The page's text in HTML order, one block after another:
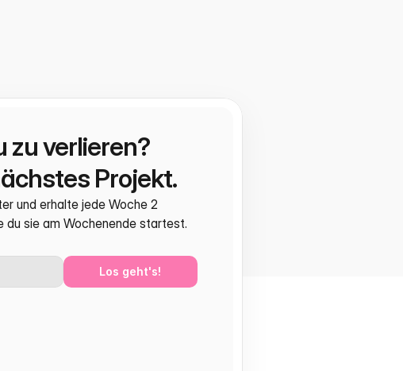
zu verlieren?
Projekt.
und erhalte jede Woche 2
du sie am Wochenende startest.
Los geht's!